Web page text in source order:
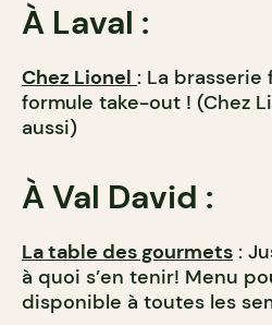
À Laval :
Chez Lionel : La brasserie
formule take-out ! (Chez
aussi)
À Val David :
La table des gourmets :
à quoi s’en tenir! Menu
disponible à toutes les